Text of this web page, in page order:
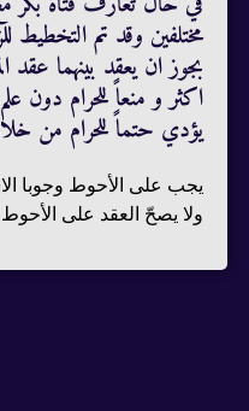
مختلفين وقد تم التخطيط
بجوز ان يعقد بينهما عقد
اكثر و منعاً للحرام دون
يؤدي حتماً للحرام من
يجب على الأحوط وجوبا
ولا يصحّ العقد على